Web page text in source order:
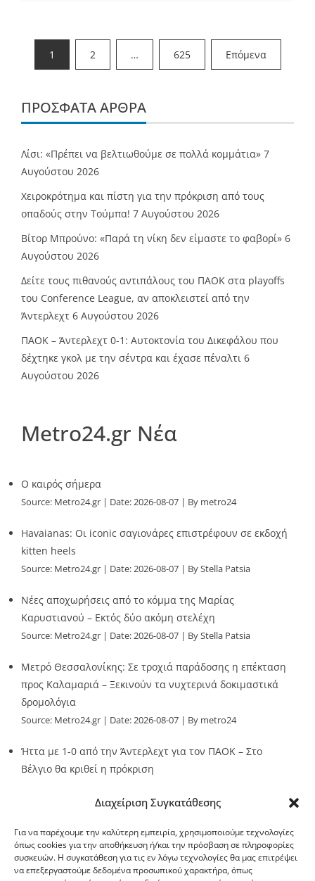
Διαχείριση Συγκατάθεσης
Για να παρέχουμε την καλύτερη εμπειρία, χρησιμοποιούμε τεχνολογίες
όπως cookies για την αποθήκευση ή/και την πρόσβαση σε πληροφορίες
συσκευών. Η συγκατάθεση για τις εν λόγω τεχνολογίες θα μας επιτρέψει
να επεξεργαστούμε δεδομένα προσωπικού χαρακτήρα, όπως
Σελιδοποίηση
άρθρων
1 2 … 625 Επόμενα
ΠΡΌΣΦΑΤΑ ΆΡΘΡΑ
Λίσι: «Πρέπει να βελτιωθούμε σε πολλά κομμάτια» 7
Αυγούστου 2026
Χειροκρότημα και πίστη για την πρόκριση από τους
οπαδούς στην Τούμπα! 7 Αυγούστου 2026
Βίτορ Μπρούνο: «Παρά τη νίκη δεν είμαστε το φαβορί» 6
Αυγούστου 2026
Δείτε τους πιθανούς αντιπάλους του ΠΑΟΚ στα playoffs
του Conference League, αν αποκλειστεί από την
Άντερλεχτ 6 Αυγούστου 2026
ΠΑΟΚ – Άντερλεχτ 0-1: Αυτοκτονία του Δικεφάλου που
δέχτηκε γκολ με την σέντρα και έχασε πέναλτι 6
Αυγούστου 2026
Metro24.gr Νέα
O καιρός σήμερα
Source: Metro24.gr Date: 2026-08-07 By metro24
Havaianas: Οι iconic σαγιονάρες επιστρέφουν σε εκδοχή
kitten heels
Source: Metro24.gr Date: 2026-08-07 By Stella Patsia
Νέες αποχωρήσεις από το κόμμα της Μαρίας
Καρυστιανού – Εκτός δύο ακόμη στελέχη
Source: Metro24.gr Date: 2026-08-07 By Stella Patsia
Μετρό Θεσσαλονίκης: Σε τροχιά παράδοσης η επέκταση
προς Καλαμαριά – Ξεκινούν τα νυχτερινά δοκιμαστικά
δρομολόγια
Source: Metro24.gr Date: 2026-08-07 By metro24
Ήττα με 1-0 από την Άντερλεχτ για τον ΠΑΟΚ – Στο
Βέλγιο θα κριθεί η πρόκριση